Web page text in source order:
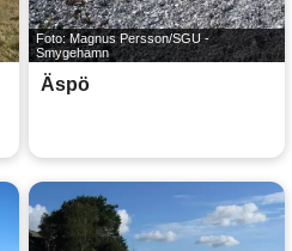
Foto: Magnus Persson/SGU -
Smygehamn
Äspö